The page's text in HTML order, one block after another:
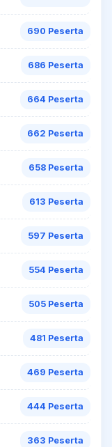
690 Peserta
686 Peserta
664 Peserta
662 Peserta
658 Peserta
613 Peserta
597 Peserta
554 Peserta
505 Peserta
481 Peserta
469 Peserta
444 Peserta
363 Peserta